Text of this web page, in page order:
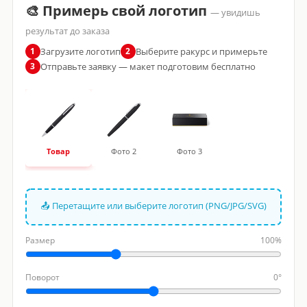
🎨 Примерь свой логотип — увидишь
результат до заказа
1 Загрузите логотип 2 Выберите ракурс и примерьте
3 Отправьте заявку — макет подготовим бесплатно
Товар Фото 2 Фото 3
📤 Перетащите или выберите логотип (PNG/JPG/SVG)
Размер 100%
Поворот 0°